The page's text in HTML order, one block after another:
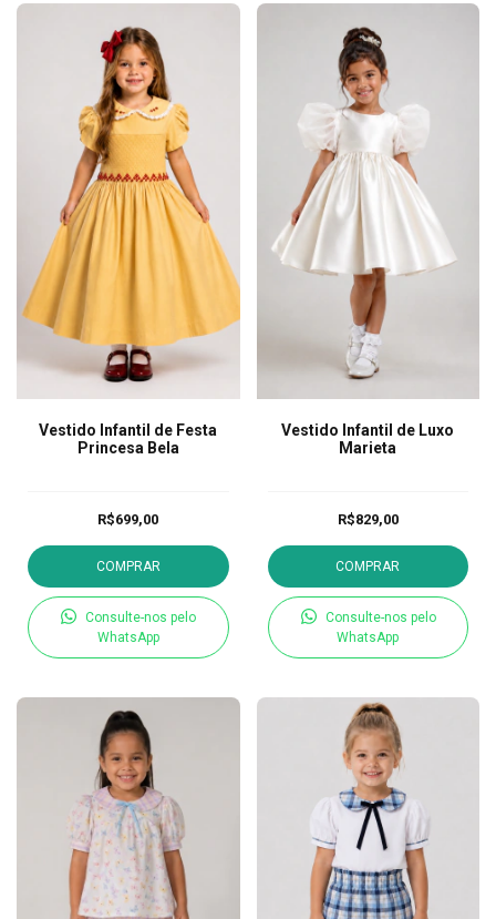
Vestido Infantil de Festa
Princesa Bela
R$699,00
COMPRAR
Consulte-nos pelo
WhatsApp
Vestido Infantil de Luxo
Marieta
R$829,00
COMPRAR
Consulte-nos pelo
WhatsApp